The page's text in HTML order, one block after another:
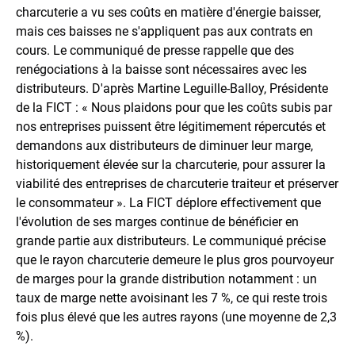
charcuterie a vu ses coûts en matière d'énergie baisser,
mais ces baisses ne s'appliquent pas aux contrats en
cours. Le communiqué de presse rappelle que des
renégociations à la baisse sont nécessaires avec les
distributeurs. D'après Martine Leguille-Balloy, Présidente
de la FICT : « Nous plaidons pour que les coûts subis par
nos entreprises puissent être légitimement répercutés et
demandons aux distributeurs de diminuer leur marge,
historiquement élevée sur la charcuterie, pour assurer la
viabilité des entreprises de charcuterie traiteur et préserver
le consommateur ». La FICT déplore effectivement que
l'évolution de ses marges continue de bénéficier en
grande partie aux distributeurs. Le communiqué précise
que le rayon charcuterie demeure le plus gros pourvoyeur
de marges pour la grande distribution notamment : un
taux de marge nette avoisinant les 7 %, ce qui reste trois
fois plus élevé que les autres rayons (une moyenne de 2,3
%).